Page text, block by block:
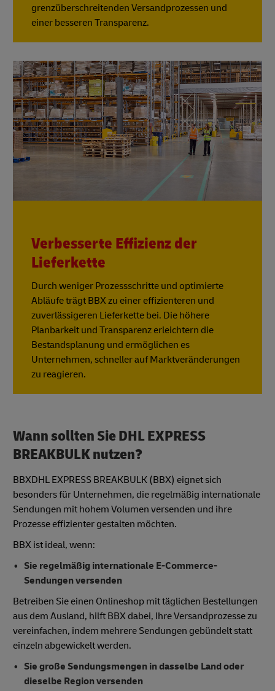
grenzüberschreitenden Versandprozessen und
einer besseren Transparenz.
Verbesserte Effizienz der
Lieferkette
Durch weniger Prozessschritte und optimierte
Abläufe trägt BBX zu einer effizienteren und
zuverlässigeren Lieferkette bei. Die höhere
Planbarkeit und Transparenz erleichtern die
Bestandsplanung und ermöglichen es
Unternehmen, schneller auf Marktveränderungen
zu reagieren.
Wann sollten Sie DHL EXPRESS
BREAKBULK nutzen?
BBXDHL EXPRESS BREAKBULK (BBX) eignet sich
besonders für Unternehmen, die regelmäßig internationale
Sendungen mit hohem Volumen versenden und ihre
Prozesse effizienter gestalten möchten.
BBX ist ideal, wenn:
Sie regelmäßig internationale E-Commerce-
Sendungen versenden
Betreiben Sie einen Onlineshop mit täglichen Bestellungen
aus dem Ausland, hilft BBX dabei, Ihre Versandprozesse zu
vereinfachen, indem mehrere Sendungen gebündelt statt
einzeln abgewickelt werden.
Sie große Sendungsmengen in dasselbe Land oder
dieselbe Region versenden